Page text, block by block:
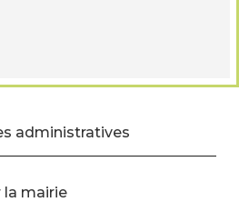
administratives
la mairie